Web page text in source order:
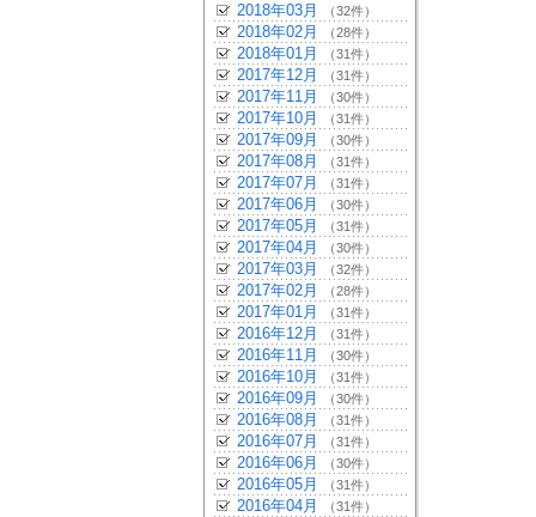
2018年03月 （32件）
2018年02月 （28件）
2018年01月 （31件）
2017年12月 （31件）
2017年11月 （30件）
2017年10月 （31件）
2017年09月 （30件）
2017年08月 （31件）
2017年07月 （31件）
2017年06月 （30件）
2017年05月 （31件）
2017年04月 （30件）
2017年03月 （32件）
2017年02月 （28件）
2017年01月 （31件）
2016年12月 （31件）
2016年11月 （30件）
2016年10月 （31件）
2016年09月 （30件）
2016年08月 （31件）
2016年07月 （31件）
2016年06月 （30件）
2016年05月 （31件）
2016年04月 （31件）